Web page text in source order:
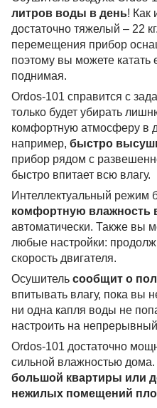
литров воды в день! Как
достаточно тяжелый – 22
перемещения прибор
поэтому вы можете
поднимая.
Ordos-101 справится с
только будет убирать
комфортную атмосферу в
например, быстро
прибор рядом с
быстро впитает всю влагу.
Интеллектуальный режим
комфортную влажность
автоматически. Также вы
любые настройки:
скорость двигателя.
Осушитель сообщит о
впитывать влагу, пока вы
ни одна капля воды не
настроить на
Ordos-101 достаточно
сильной влажностью
большой квартиры или
нежилых помещений